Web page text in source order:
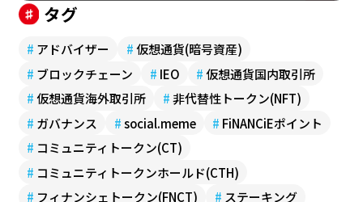
タグ
# アドバイザー #仮想通貨(暗号資産)
# ブロックチェーン # IEO #仮想通貨国内取引所
#仮想通貨海外取引所 #非代替性トークン(NFT)
# ガバナンス #social.meme # FiNANCiEポイント
# コミュニティトークン(CT)
# コミュニティトークンホールド(CTH)
# フィナンシェトークン(FNCT) # ステーキング